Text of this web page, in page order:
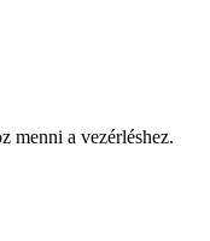
menni a vezérléshez.